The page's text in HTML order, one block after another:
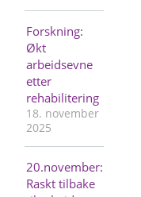
Forskning:
Økt
arbeidsevne
etter
rehabilitering
18. november
2025
20.november:
Raskt tilbake